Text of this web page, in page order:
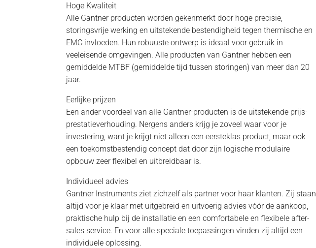
Hoge Kwaliteit
Alle Gantner producten worden gekenmerkt door hoge precisie,
storingsvrije werking en uitstekende bestendigheid tegen thermische en
EMC invloeden. Hun robuuste ontwerp is ideaal voor gebruik in
veeleisende omgevingen. Alle producten van Gantner hebben een
gemiddelde MTBF (gemiddelde tijd tussen storingen) van meer dan 20
jaar.
Eerlijke prijzen
Een ander voordeel van alle Gantner-producten is de uitstekende prijs-
prestatieverhouding. Nergens anders krijg je zoveel waar voor je
investering, want je krijgt niet alleen een eersteklas product, maar ook
een toekomstbestendig concept dat door zijn logische modulaire
opbouw zeer flexibel en uitbreidbaar is.
Individueel advies
Gantner Instruments ziet zichzelf als partner voor haar klanten. Zij staan
altijd voor je klaar met uitgebreid en uitvoerig advies vóór de aankoop,
praktische hulp bij de installatie en een comfortabele en flexibele after-
sales service. En voor alle speciale toepassingen vinden zij altijd een
individuele oplossing.